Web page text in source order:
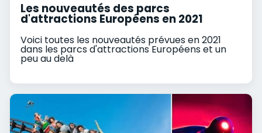
Les nouveautés des parcs
d'attractions Européens en 2021
Voici toutes les nouveautés prévues en 2021
dans les parcs d'attractions Européens et un
peu au delà